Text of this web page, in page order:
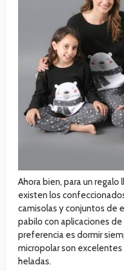
Ahora bien, para un
existen los
camisolas y conjuntos de
pabilo con aplicaciones
preferencia es dormir
micropolar son
heladas.